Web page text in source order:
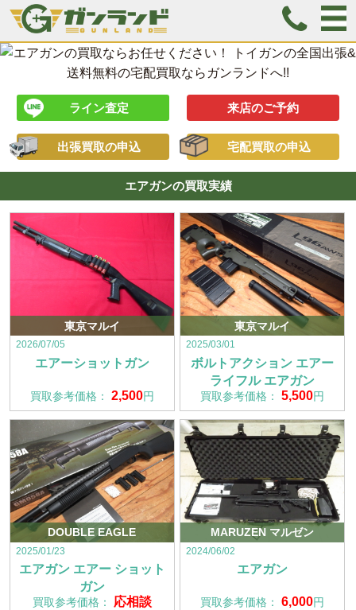
ライン査定 来店のご予約
出張買取の申込 宅配買取の申込
エアガンの買取実績
東京マルイ
2026/07/05
エアーショットガン
買取参考価格： 2,500円
東京マルイ
2025/03/01
ボルトアクション エアー
ライフル エアガン
買取参考価格： 5,500円
DOUBLE EAGLE
2025/01/23
エアガン エアー ショット
ガン
買取参考価格： 応相談
MARUZEN マルゼン
2024/06/02
エアガン
買取参考価格： 6,000円